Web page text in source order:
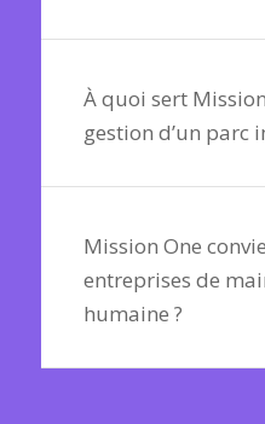
À quoi sert
gestion d’un parc
Mission One
entreprises de
humaine ?